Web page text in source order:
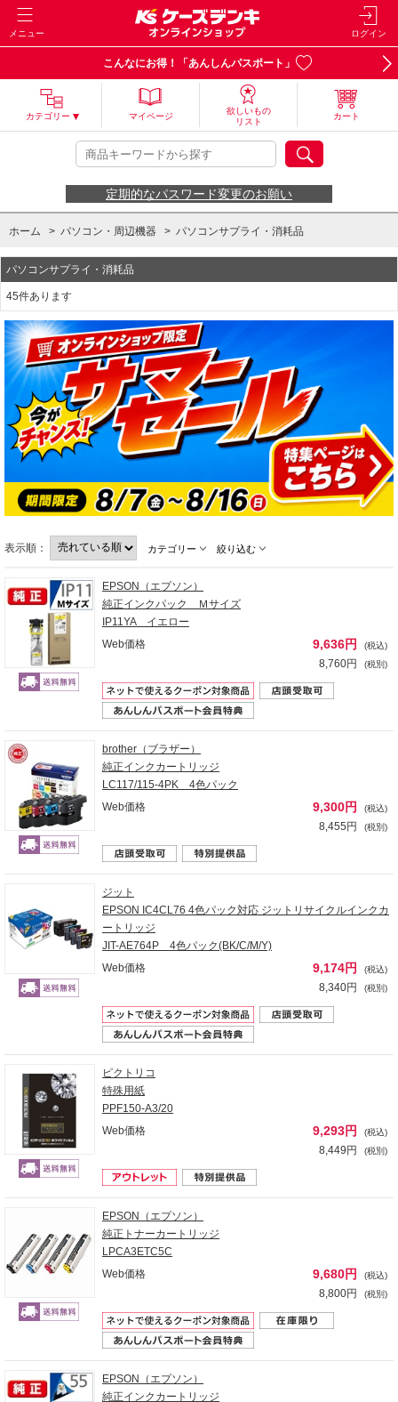
メニュー ログイン
こんなにお得！「あんしんパスポート」
カテゴリー マイページ
欲しいもの
リスト
カート
定期的なパスワード変更のお願い
ホーム > パソコン・周辺機器 > パソコンサプライ・消耗品
パソコンサプライ・消耗品
45件あります
表示順： カテゴリー 絞り込む
EPSON（エプソン）
純正インクパック Ｍサイズ
IP11YA イエロー
Web価格
9,636円 (税込)
8,760円 (税別)
brother（ブラザー）
純正インクカートリッジ
LC117/115-4PK 4色パック
Web価格
9,300円 (税込)
8,455円 (税別)
ジット
EPSON IC4CL76 4色パック対応 ジットリサイクルインクカ
ートリッジ
JIT-AE764P 4色パック(BK/C/M/Y)
Web価格
9,174円 (税込)
8,340円 (税別)
ピクトリコ
特殊用紙
PPF150-A3/20
Web価格
9,293円 (税込)
8,449円 (税別)
EPSON（エプソン）
純正トナーカートリッジ
LPCA3ETC5C
Web価格
9,680円 (税込)
8,800円 (税別)
EPSON（エプソン）
純正インクカートリッジ